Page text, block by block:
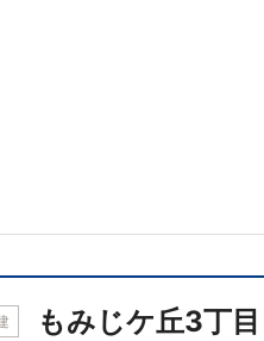
もみじケ丘3丁目